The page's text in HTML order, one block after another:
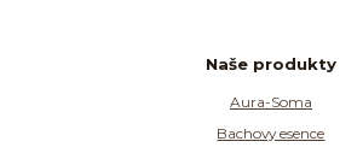
Naše produkty
Aura-Soma
Bachovy esence